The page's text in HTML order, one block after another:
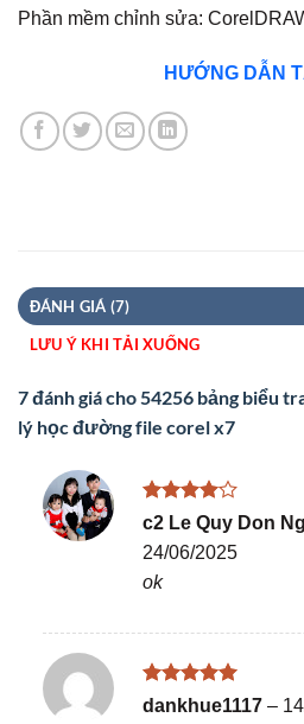
Phần mềm chỉnh sửa:
HƯỚNG DẪN
ĐÁNH GIÁ (7)
LƯU Ý KHI TẢI XUỐNG
7 đánh giá cho 54256 bảng biểu
lý học đường file corel x7
Được
xếp hạng
45 sao
c2 Le Quy Don
24/06/2025
ok
Được xếp
dankhue1117 –